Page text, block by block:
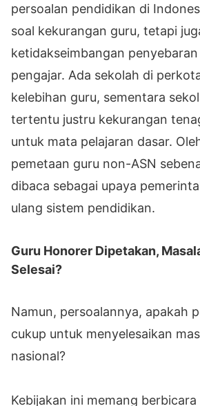
persoalan pendidikan di
soal kekurangan guru, tetapi
ketidakseimbangan
pengajar. Ada sekolah di
kelebihan guru, sementara
tertentu justru kekurangan
untuk mata pelajaran dasar.
pemetaan guru non-ASN
dibaca sebagai upaya
ulang sistem pendidikan.
Guru Honorer Dipetakan,
Selesai?
Namun, persoalannya, apakah
cukup untuk menyelesaikan
nasional?
Kebijakan ini memang berbicara